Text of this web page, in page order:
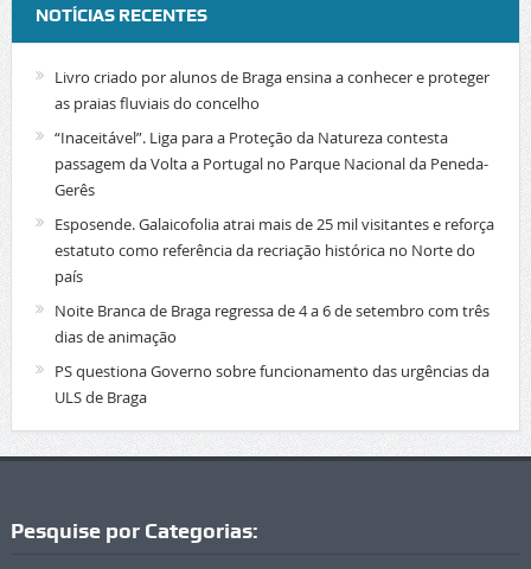
NOTÍCIAS RECENTES
Livro criado por alunos de Braga ensina a conhecer e proteger
as praias fluviais do concelho
“Inaceitável”. Liga para a Proteção da Natureza contesta
passagem da Volta a Portugal no Parque Nacional da Peneda-
Gerês
Esposende. Galaicofolia atrai mais de 25 mil visitantes e reforça
estatuto como referência da recriação histórica no Norte do
país
Noite Branca de Braga regressa de 4 a 6 de setembro com três
dias de animação
PS questiona Governo sobre funcionamento das urgências da
ULS de Braga
Pesquise por Categorias: